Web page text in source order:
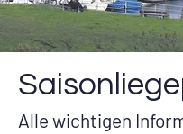
Alle wichtigen